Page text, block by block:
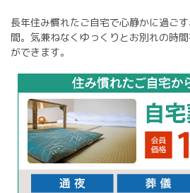
長年住み慣れたご自宅で心静かに過ご
間。気兼ねなくゆっくりとお別れの時
ができます。